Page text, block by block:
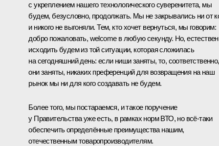
с укреплением нашего технологического суверенитета, мы
будем, безусловно, продолжать. Мы не закрывались ни от
и никого не выгоняли. Тем, кто хочет вернуться, мы говорим:
добро пожаловать, welcome в любую секунду. Но,
исходить будем из той ситуации, которая сложилась
на сегодняшний день: если ниши заняты, то, соответственно,
они заняты, никаких преференций для возвращения на наш
рынок мы ни для кого создавать не будем.
Более того, мы постараемся, и такое поручение
у Правительства уже есть, в рамках норм ВТО, но всё-таки
обеспечить определённые преимущества нашим,
отечественным товаропроизводителям.